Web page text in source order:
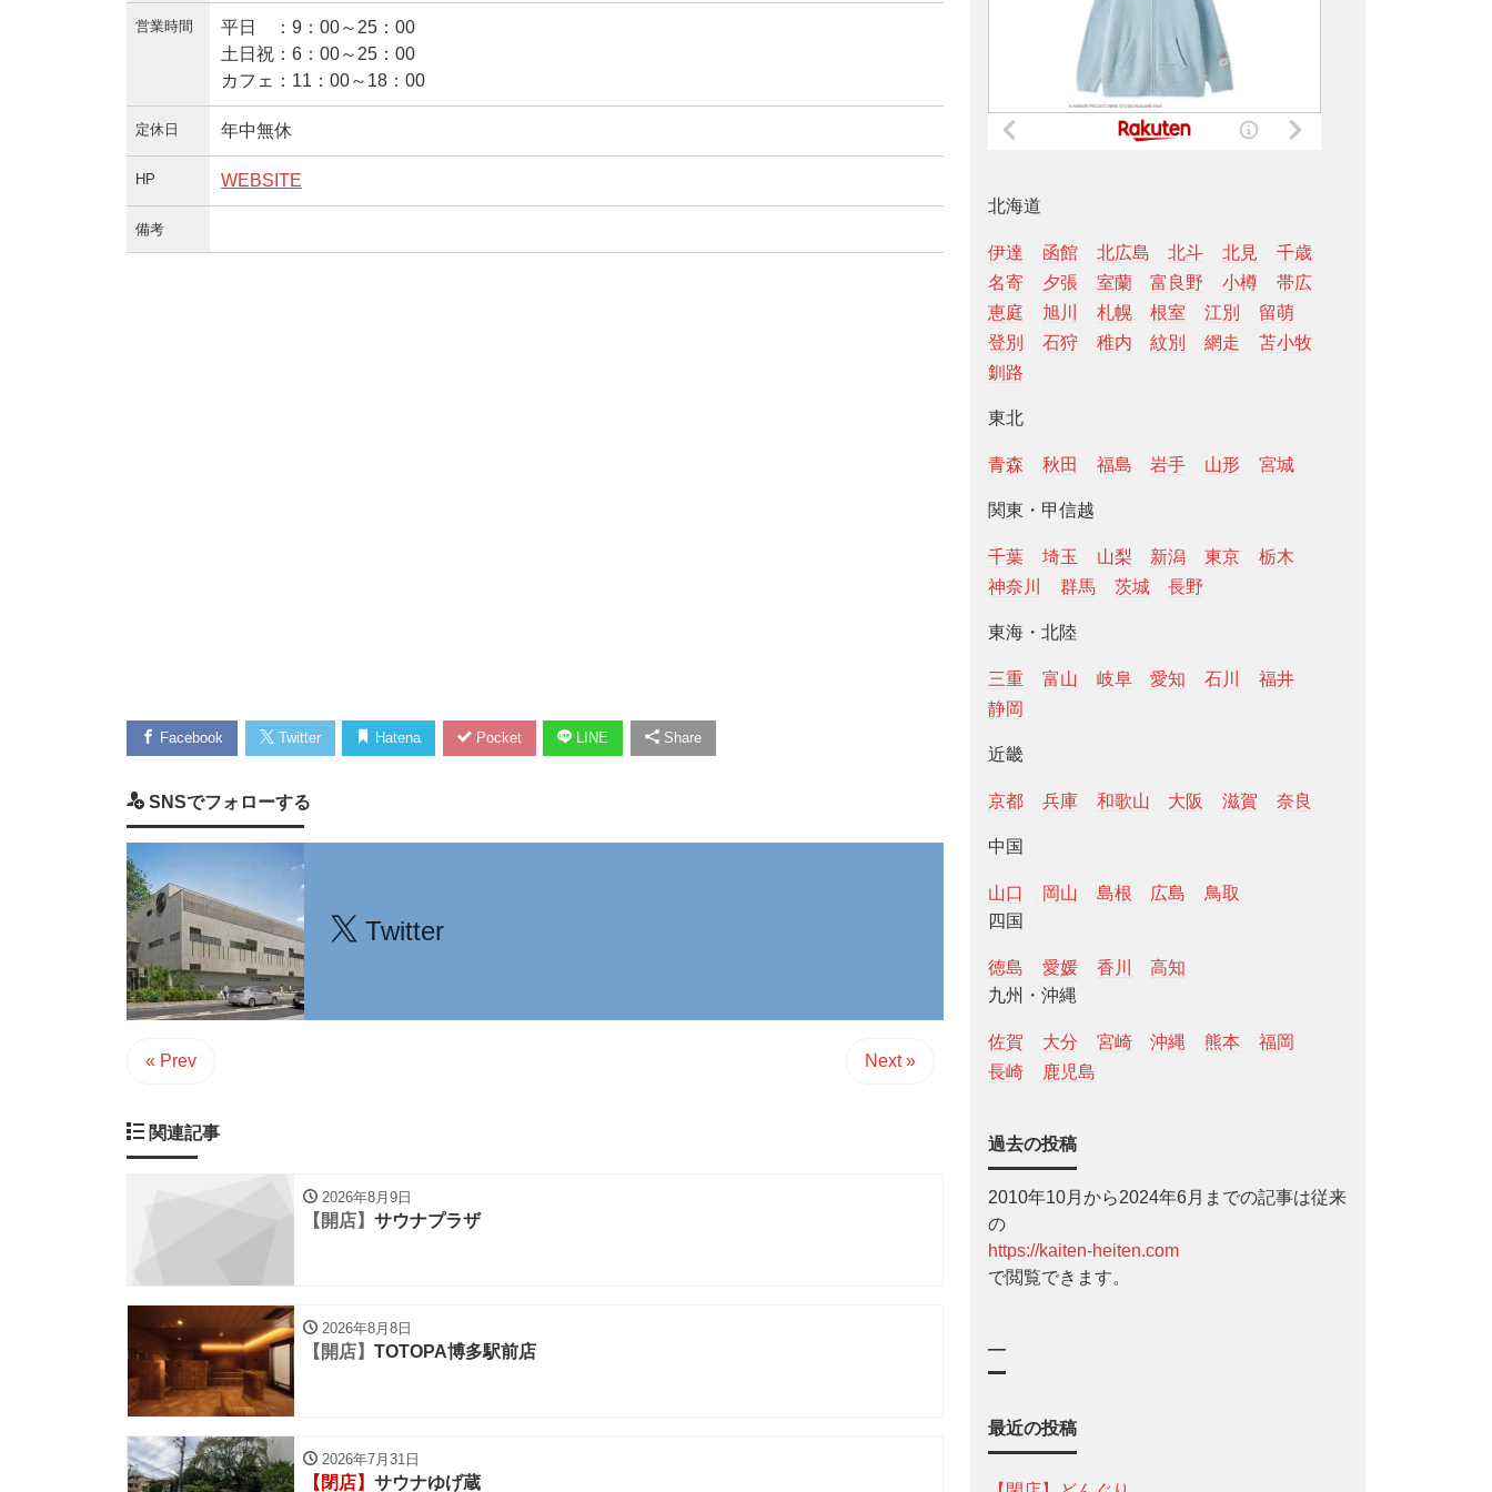
営業時間
平日 ：9：00～25：00
土日祝：6：00～25：00
カフェ：11：00～18：00
定休日 年中無休
HP WEBSITE
備考
Facebook Twitter Hatena Pocket LINE Share
SNSでフォローする
Twitter
« Prev Next »
関連記事
2026年8月9日
【開店】 サウナプラザ
2026年8月8日
【開店】 TOTOPA博多駅前店
2026年7月31日
【閉店】 サウナゆげ蔵
北海道
伊達 函館 北広島 北斗 北見
千歳
名寄
夕張 室蘭 富良野 小樽
帯広
恵庭
旭川 札幌 根室 江別
留萌
登別
石狩 稚内 紋別 網走
苫小牧
釧路
東北
青森 秋田 福島 岩手 山形 宮城
関東・甲信越
千葉 埼玉 山梨 新潟 東京
栃木
神奈川
群馬 茨城 長野
東海・北陸
三重 富山 岐阜 愛知 石川
福井
静岡
近畿
京都 兵庫 和歌山 大阪 滋賀 奈良
中国
山口 岡山 島根 広島
鳥取
四国
徳島 愛媛 香川
高知
九州・沖縄
佐賀 大分 宮崎 沖縄 熊本
福岡
長崎
鹿児島
過去の投稿
2010年10月から2024年6月までの記事は従来
の
https://kaiten-heiten.com
で閲覧できます。
—
最近の投稿